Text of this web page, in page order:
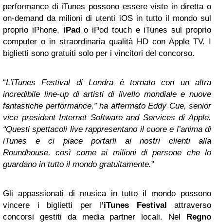
performance di iTunes possono essere viste in diretta o
on-demand da milioni di utenti iOS in tutto il mondo sul
proprio iPhone, iPado iPod touch e iTunes sul proprio
computer o in straordinaria qualità HD con Apple TV. I
biglietti sono gratuiti solo per i vincitori del concorso.
“L’iTunes Festival di Londra è tornato con un altra
incredibile line-up di artisti di livello mondiale e nuove
fantastiche performance,” ha affermato Eddy Cue, senior
vice president Internet Software and Services di Apple.
“Questi spettacoli live rappresentano il cuore e l’anima di
iTunes e ci piace portarli ai nostri clienti alla
Roundhouse, così come ai milioni di persone che lo
guardano in tutto il mondo gratuitamente.”
Gli appassionati di musica in tutto il mondo possono
vincere i biglietti per l‘iTunes Festival attraverso
concorsi gestiti da media partner locali. Nel Regno